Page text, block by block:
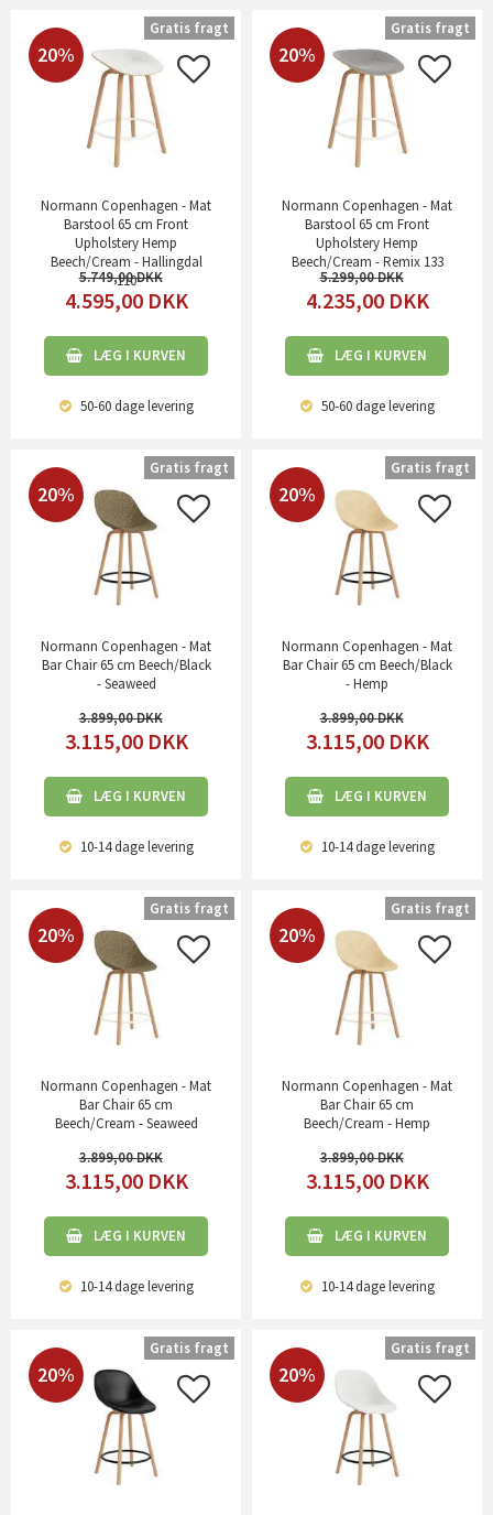
20%
Normann Copenhagen - Mat
Barstool 65 cm Front
Upholstery Hemp
Beech/Cream - Hallingdal
110
5.749,00
4.595,00 DKK
LÆG I KURVEN
50-60 dagelevering
Gratis fragt
20%
Normann Copenhagen - Mat
Barstool 65 cm Front
Upholstery Hemp
Beech/Cream - Remix 133
5.299,00
4.235,00 DKK
LÆG I KURVEN
50-60 dagelevering
Gratis fragt
20%
Normann Copenhagen - Mat
Bar Chair 65 cm Beech/Black
- Seaweed
3.899,00
3.115,00 DKK
LÆG I KURVEN
10-14 dagelevering
Gratis fragt
20%
Normann Copenhagen - Mat
Bar Chair 65 cm Beech/Black
- Hemp
3.899,00
3.115,00 DKK
LÆG I KURVEN
10-14 dagelevering
Gratis fragt
20%
Normann Copenhagen - Mat
Bar Chair 65 cm
Beech/Cream - Seaweed
3.899,00
3.115,00 DKK
LÆG I KURVEN
10-14 dagelevering
Gratis fragt
20%
Normann Copenhagen - Mat
Bar Chair 65 cm
Beech/Cream - Hemp
3.899,00
3.115,00 DKK
LÆG I KURVEN
10-14 dagelevering
Gratis fragt
20%
Gratis fragt
20%
Gratis fragt